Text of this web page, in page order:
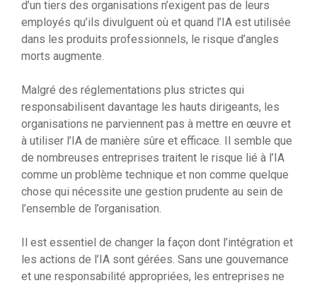
d’un tiers des organisations n’exigent pas de leurs
employés qu’ils divulguent où et quand l’IA est utilisée
dans les produits professionnels, le risque d’angles
morts augmente.
Malgré des réglementations plus strictes qui
responsabilisent davantage les hauts dirigeants, les
organisations ne parviennent pas à mettre en œuvre et
à utiliser l’IA de manière sûre et efficace. Il semble que
de nombreuses entreprises traitent le risque lié à l’IA
comme un problème technique et non comme quelque
chose qui nécessite une gestion prudente au sein de
l’ensemble de l’organisation.
Il est essentiel de changer la façon dont l’intégration et
les actions de l’IA sont gérées. Sans une gouvernance
et une responsabilité appropriées, les entreprises ne